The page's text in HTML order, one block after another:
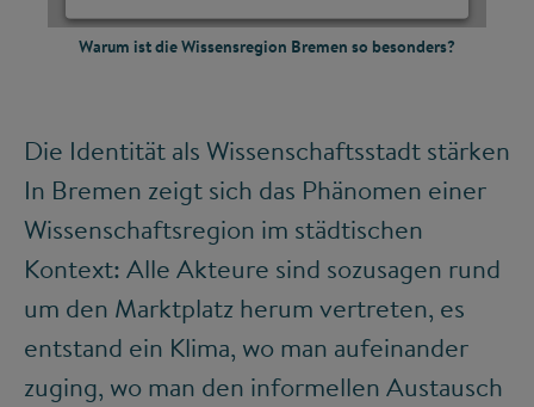
Powered by
Usercentrics Consent Management Platform
Warum ist die Wissensregion Bremen so besonders?
Die Identität als Wissenschaftsstadt stärken
In Bremen zeigt sich das Phänomen einer
Wissenschaftsregion im städtischen
Kontext: Alle Akteure sind sozusagen rund
um den Marktplatz herum vertreten, es
entstand ein Klima, wo man aufeinander
zuging, wo man den informellen Austausch